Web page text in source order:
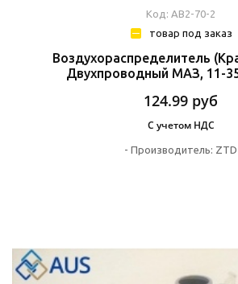
Код: АВ2-70-2
товар под заказ
Воздухораспределитель
Двухпроводный МАЗ, 11-
124.99 руб
С учетом НДС
- Производитель: ZTD